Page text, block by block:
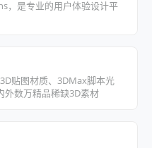
，是专业的用户体验设计平
贴图材质、3DMax脚本光
外数万精品稀缺3D素材